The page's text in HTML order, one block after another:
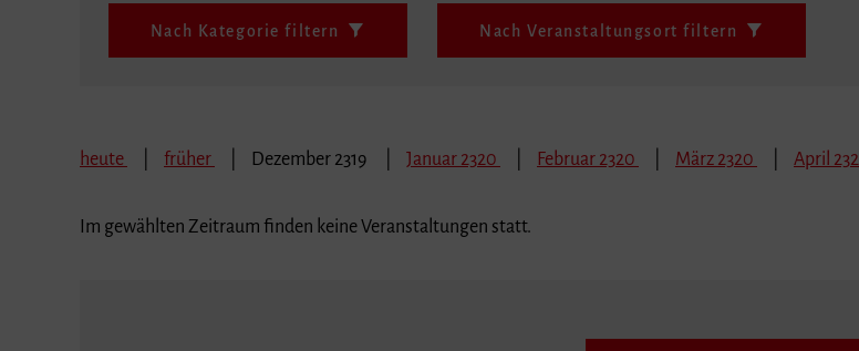
Nach Kategorie filtern Nach Veranstaltungsort filtern
heute früher Dezember 2319 Januar 2320 Februar 2320 März 2320 April
Im gewählten Zeitraum finden keine Veranstaltungen statt.